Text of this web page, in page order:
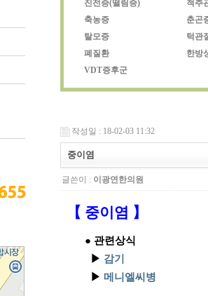
진전증(떨림증)
척추
축농증
춘곤
탈모증
턱관
폐질환
한방
VDT증후군
작성일 : 18-02-03 11:32
중이염
글쓴이 : 이광연한의원
【 중이염 】
● 관련상식
▶ 감기
▶ 메니엘씨병